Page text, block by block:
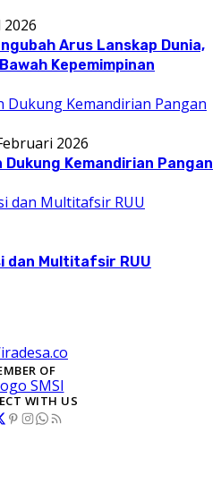
2026
Arus Lanskap Dunia,
Kepemimpinan
2026
Kemandirian Pangan
dan Multitafsir RUU
OF
WITH US